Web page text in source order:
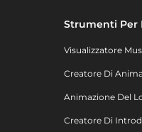
Strumenti Per
Visualizzatore
Creatore Di
Animazione Del
Creatore Di